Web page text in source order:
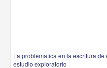
La problematica en la escritura
estudio exploratorio